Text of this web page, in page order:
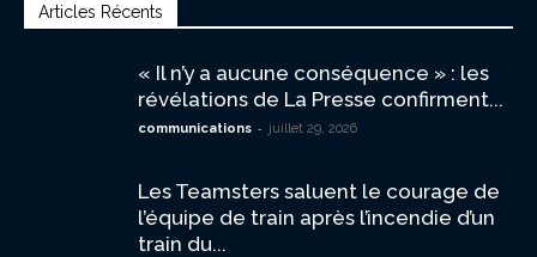
Articles Récents
« Il n’y a aucune conséquence » : les
révélations de La Presse confirment...
communications - juillet 29, 2026
Les Teamsters saluent le courage de
l’équipe de train après l’incendie d’un
train du...